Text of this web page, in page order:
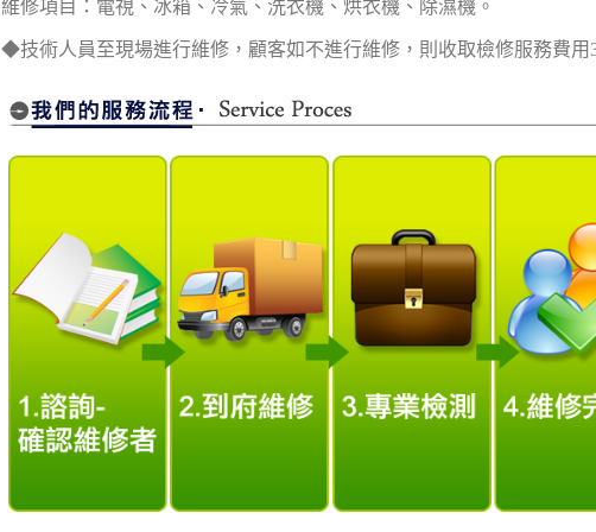
維修項目：電視、冰箱、冷氣、洗衣機、烘衣機、除濕機。
◆技術人員至現場進行維修，顧客如不進行維修，則收取檢修服務費用